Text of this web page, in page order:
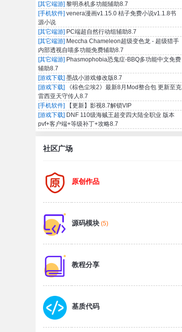
[其它端游] 黎明杀机多功能辅助8.7
[手机软件] venera漫画v1.15.0 桔子免费小说v1.1.8书
源小说
[其它端游] PC端超自然行动组辅助8.7
[其它端游] Meccha Chameleon超级变色龙 - 超级猎手
内部透视自喵多功能免费辅助8.7
[其它端游] Phasmophobia恐鬼症-BBQ多功能中文免费
辅助8.7
[游戏下载] 墨战小游戏修改版8.7
[游戏下载]
《棕色尘埃2》最新8月Mod整合包 更新至克
雷西亚天守传人8.7
[手机软件]
【更新】影视8.7解锁VIP
[游戏下载] DNF 110级海贼王超变四大陆全职业 版本
pvf+客户端+等级补丁+攻略8.7
社区广场
原创作品
源码模块 (5)
教程分享
基质代码